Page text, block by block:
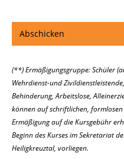
(**) Ermäßigungsgruppe: Schüler
Wehrdienst-und
Behinderung, Arbeitslose,
können auf schriftlichen, formlosen
Ermäßigung auf die Kursgebühr
Beginn des Kurses im Sekretariat
Heiligkreuztal, vorliegen.